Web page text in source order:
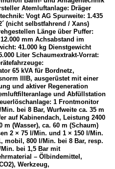
Atemluftanlage: Dräger
Vogt AG Spurweite: 1.435
(nicht selbstfahrend / Xans)
Länge über Puffer:
mm Achsabstand im
41.000 kg Dienstgewicht
Liter Schaumextrakt-Vorrat:
65 kVA für Bordnetz,
IIIB, ausgerüstet mit einer
und aktiver Regeneration
und Abfüllstation
1 Frontmonitor
bei 8 Bar, Wurfweite ca. 35 m
auf Kabinendach, Leistung 2400
m (Wasser), ca. 60 m (Schaum)
2 × 75 l/Min. und 1 × 150 l/Min.
mobil, 800 l/Min. bei 8 Bar, resp.
bei 1,5 Bar mit
– Ölbindemittel,
Werkzeug,